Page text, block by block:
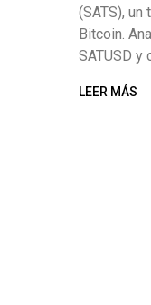
(SATS),
Bitcoin.
SATUSD y
LEER MÁS